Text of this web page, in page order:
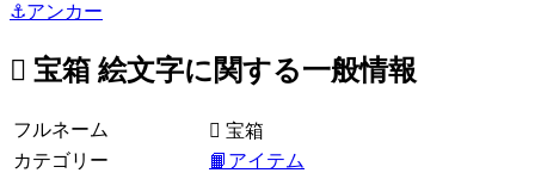
⚓アンカー
🪎 宝箱 絵文字に関する一般情報
フルネーム
🪎 宝箱
カテゴリー
📙アイテム